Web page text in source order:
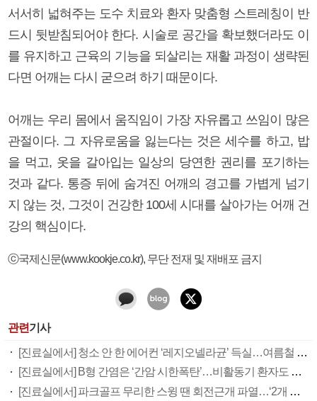
서서히 넓혀주는 도수 치료와 환자 맞춤형 스트레칭이 반
드시 뒷받침되어야 한다. 시술로 공간을 확보했더라도 이
를 유지하고 근육의 기능을 되살리는 재활 과정이 생략된
다면 어깨는 다시 굳으려 하기 때문이다.
어깨는 우리 몸에서 움직임이 가장 자유롭고 쓰임이 많은
관절이다. 그 자유로움을 잃는다는 것은 세수를 하고, 밥
을 먹고, 옷을 갈아입는 일상의 당연한 권리를 포기하는
것과 같다. 통증 뒤에 숨겨진 어깨의 경고를 가볍게 넘기
지 않는 것, 그것이 건강한 100세 시대를 살아가는 어깨 건
강의 핵심이다.
ⓒ국제신문(www.kookje.co.kr), 무단 전재 및 재배포 금지
관련기사
[진료실에서] 청소 안 한 에어컨 ‘레지오넬라균’ 득실…여름철 폐렴 부른다
[진료실에서] B형 간염은 ‘간암 시한폭탄’…비활동기 환자도 꼭 6개월 주기 검사
[진료실에서] 파크골프 무리한 스윙 땐 회전근개 파열…‘2개 수칙’을 지켜라